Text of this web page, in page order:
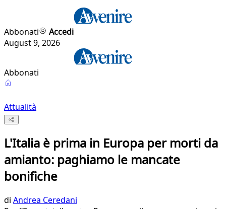
Abbonati
Accedi
August 9, 2026
Abbonati
Attualità
L'Italia è prima in Europa per morti da
amianto: paghiamo le mancate
bonifiche
di Andrea Ceredani